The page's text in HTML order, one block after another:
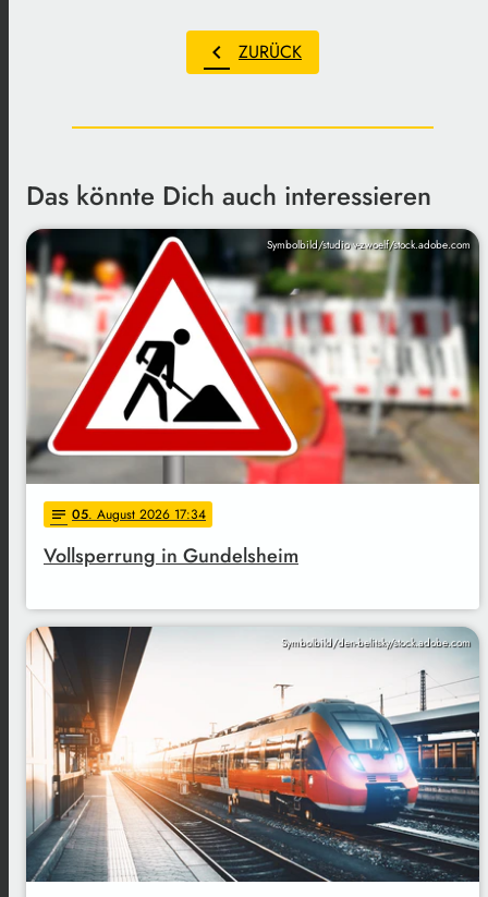
chevron_left ZURÜCK
Das könnte Dich auch interessieren
Symbolbild/studio v-zwoelf/stock.adobe.com
notes 05. August 2026 17:34
Vollsperrung in Gundelsheim
Symbolbild/den-belitsky/stock.adobe.com